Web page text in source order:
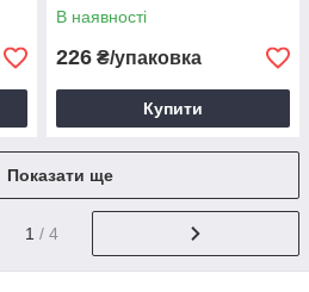
В наявності
226 ₴/упаковка
Купити
Показати ще
1 / 4